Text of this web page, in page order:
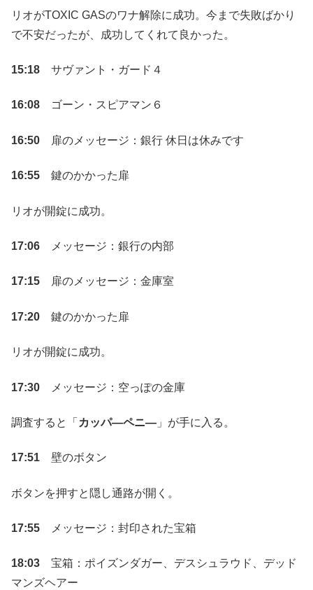
リオがTOXIC GASのワナ解除に成功。今まで失敗ばかり
で不安だったが、成功してくれて良かった。
15:18 サヴァント・ガード４
16:08 ゴーン・スピアマン６
16:50 扉のメッセージ：銀行 休日は休みです
16:55 鍵のかかった扉
リオが開錠に成功。
17:06 メッセージ：銀行の内部
17:15 扉のメッセージ：金庫室
17:20 鍵のかかった扉
リオが開錠に成功。
17:30 メッセージ：空っぽの金庫
調査すると「 カッパ―ペニ― 」が手に入る。
17:51 壁のボタン
ボタンを押すと隠し通路が開く。
17:55 メッセージ：封印された宝箱
18:03 宝箱：ポイズンダガー、デスシュラウド、デッド
マンズヘアー